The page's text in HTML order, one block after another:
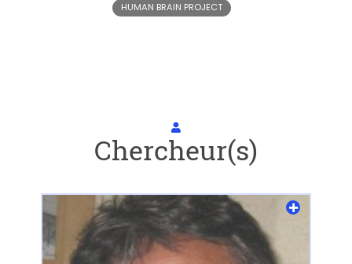
HUMAN BRAIN PROJECT
Chercheur(s)